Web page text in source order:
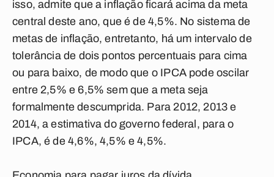
isso, admite que a inflação ficará acima da meta
central deste ano, que é de 4,5%. No sistema de
metas de inflação, entretanto, há um intervalo de
tolerância de dois pontos percentuais para cima
ou para baixo, de modo que o IPCA pode oscilar
entre 2,5% e 6,5% sem que a meta seja
formalmente descumprida. Para 2012, 2013 e
2014, a estimativa do governo federal, para o
IPCA, é de 4,6%, 4,5% e 4,5%.